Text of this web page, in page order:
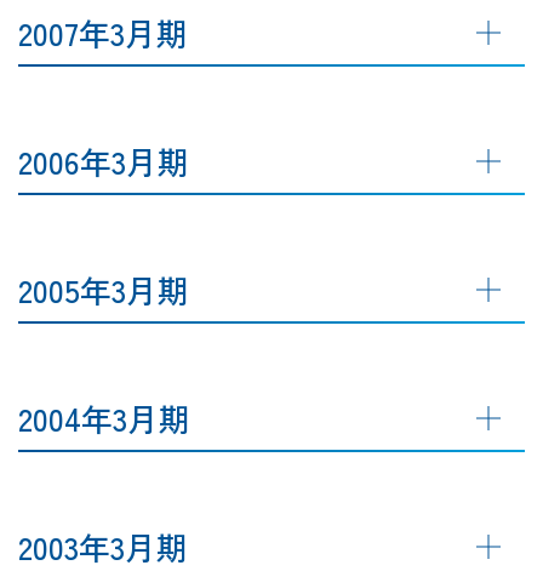
2007年3月期
2006年3月期
2005年3月期
2004年3月期
2003年3月期